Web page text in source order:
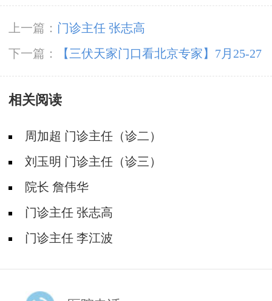
上一篇： 门诊主任 张志高
下一篇：
【三伏天家门口看北京专家】7月25-27
日，北京大学首钢医院高伟教授亲临成都会诊，
速约!‌
相关阅读
周加超 门诊主任（诊二）
刘玉明 门诊主任（诊三）
院长 詹伟华
门诊主任 张志高
门诊主任 李江波